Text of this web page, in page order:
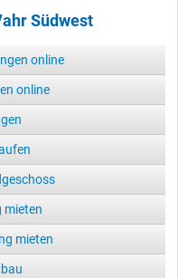
Südwest
online
online
mieten
mieten